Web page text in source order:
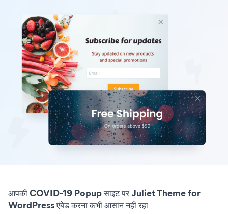
आपकी COVID-19 Popup साइट पर Juliet Theme for
WordPress एंबेड करना कभी आसान नहीं रहा